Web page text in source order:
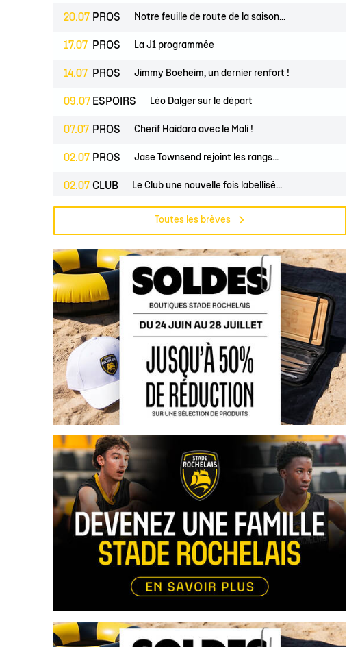
20.07 PROS Notre feuille de route de la saison...
17.07 PROS La J1 programmée
14.07 PROS Jimmy Boeheim, un dernier renfort !
09.07 ESPOIRS Léo Dalger sur le départ
07.07 PROS Cherif Haidara avec le Mali !
02.07 PROS Jase Townsend rejoint les rangs...
02.07 CLUB Le Club une nouvelle fois labellisé...
L'Asso est à la recherche de trois...
Toutes les brèves